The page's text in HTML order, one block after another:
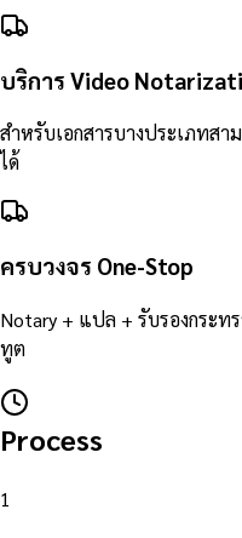
บริการ Video
สำหรับเอกสารบางประเภทสา
ได้
ครบวงจร One-Stop
Notary + แปล + รับรองกระท
ทูต
Process
1